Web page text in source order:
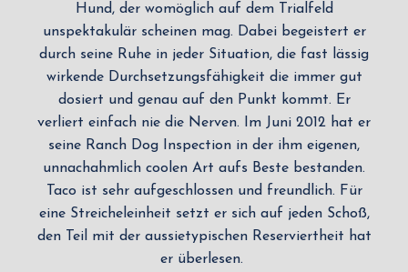
Hund, der womöglich auf dem Trialfeld
unspektakulär scheinen mag. Dabei begeistert er
durch seine Ruhe in jeder Situation, die fast lässig
wirkende Durchsetzungsfähigkeit die immer gut
dosiert und genau auf den Punkt kommt. Er
verliert einfach nie die Nerven. Im Juni 2012 hat er
seine Ranch Dog Inspection in der ihm eigenen,
unnachahmlich coolen Art aufs Beste bestanden.
Taco ist sehr aufgeschlossen und freundlich. Für
eine Streicheleinheit setzt er sich auf jeden Schoß,
den Teil mit der aussietypischen Reserviertheit hat
er überlesen.